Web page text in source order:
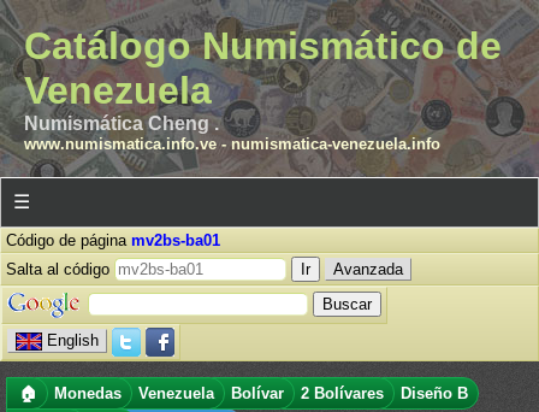
Catálogo Numismático de
Venezuela
Numismática Cheng .
www.numismatica.info.ve- numismatica-venezuela.info
☰
Código de página mv2bs-ba01
Salta al código
Avanzada
English
🏠 Monedas Venezuela Bolívar 2 Bolívares
Diseño B